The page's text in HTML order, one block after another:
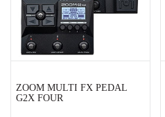
ZOOM MULTI FX PEDAL
G2X FOUR